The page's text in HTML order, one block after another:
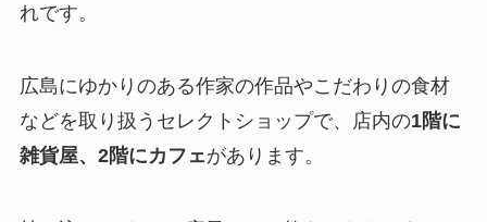
れです。
広島にゆかりのある作家の作品やこだわりの食材
などを取り扱うセレクトショップで、店内の1階に
雑貨屋、2階にカフェがあります。